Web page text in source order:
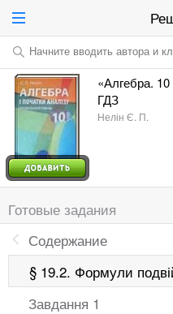
Начните вводить автора и
«Алгебра.
ГДЗ
Нелін Є. П.
Готовые задания
Содержание
§ 19.2. Формули
Завдання 1